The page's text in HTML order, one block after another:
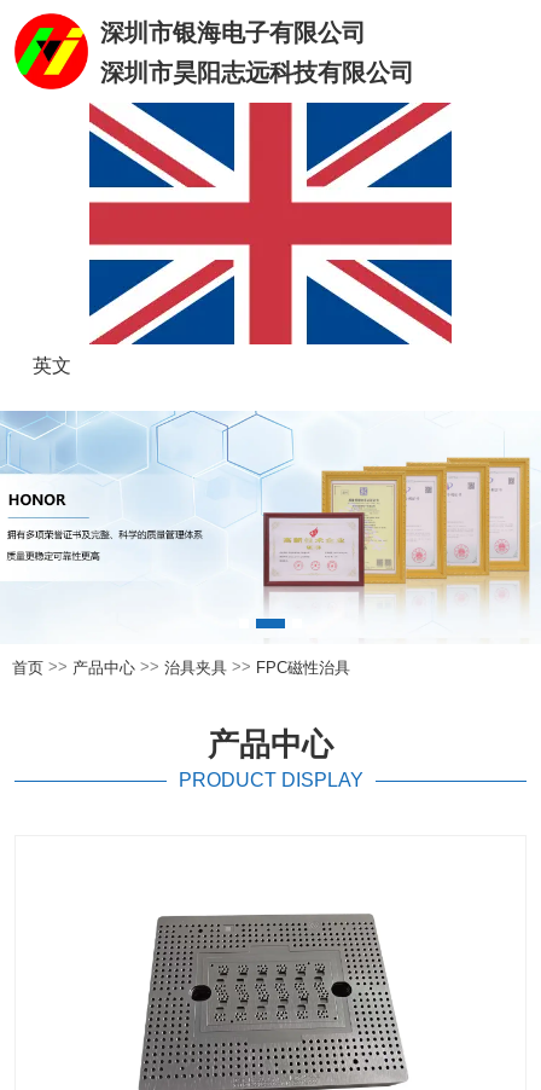
深圳市银海电子有限公司
深圳市昊阳志远科技有限公司
英文
首页 >> 产品中心 >> 治具夹具 >> FPC磁性治具
产品中心
PRODUCT DISPLAY